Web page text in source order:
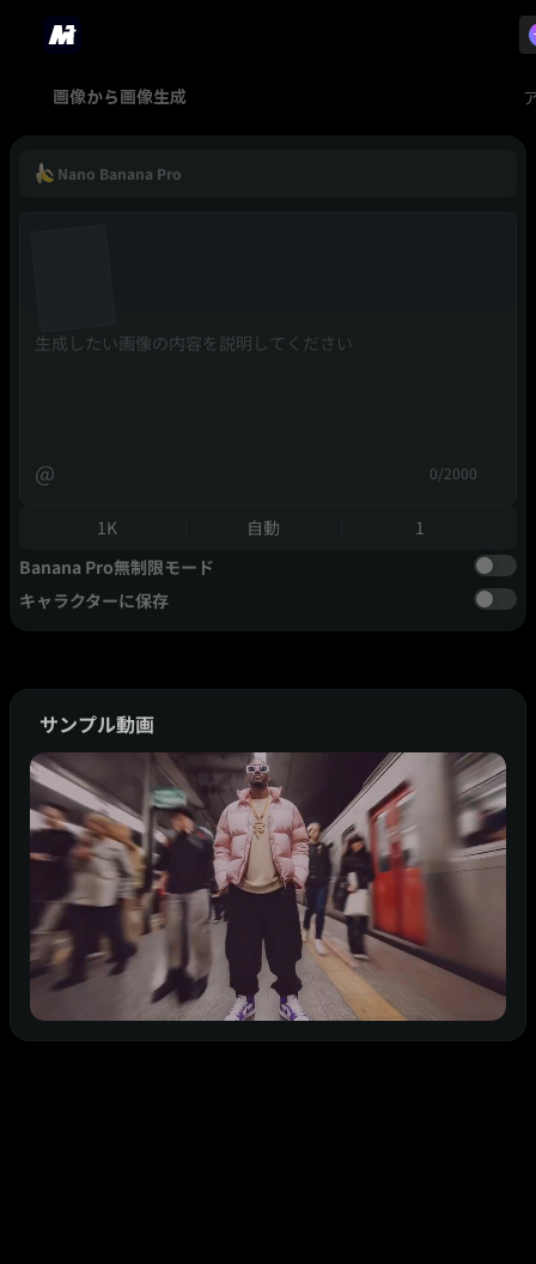
画像から画像生成
Nano Banana Pro
@ 0/2000
1K 自動
1
Banana Pro無制限モード
キャラクターに保存
サンプル動画